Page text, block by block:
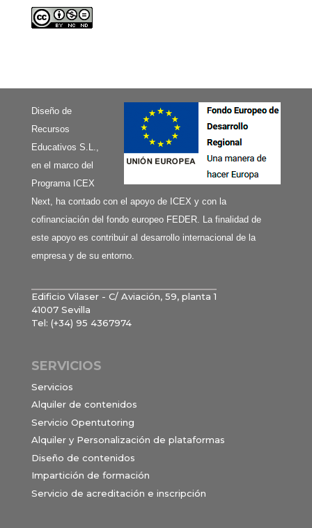
Diseño de
Recursos
Educativos S.L.,
en el marco del
Programa ICEX
Next, ha contado con el apoyo de ICEX y con la
cofinanciación del fondo europeo FEDER. La finalidad de
este apoyo es contribuir al desarrollo internacional de la
empresa y de su entorno.
Edificio Vilaser - C/ Aviación, 59, planta 1
41007 Sevilla
Tel: (+34) 95 4367974
SERVICIOS
Servicios
Alquiler de contenidos
Servicio Opentutoring
Alquiler y Personalización de plataformas
Diseño de contenidos
Impartición de formación
Servicio de acreditación e inscripción